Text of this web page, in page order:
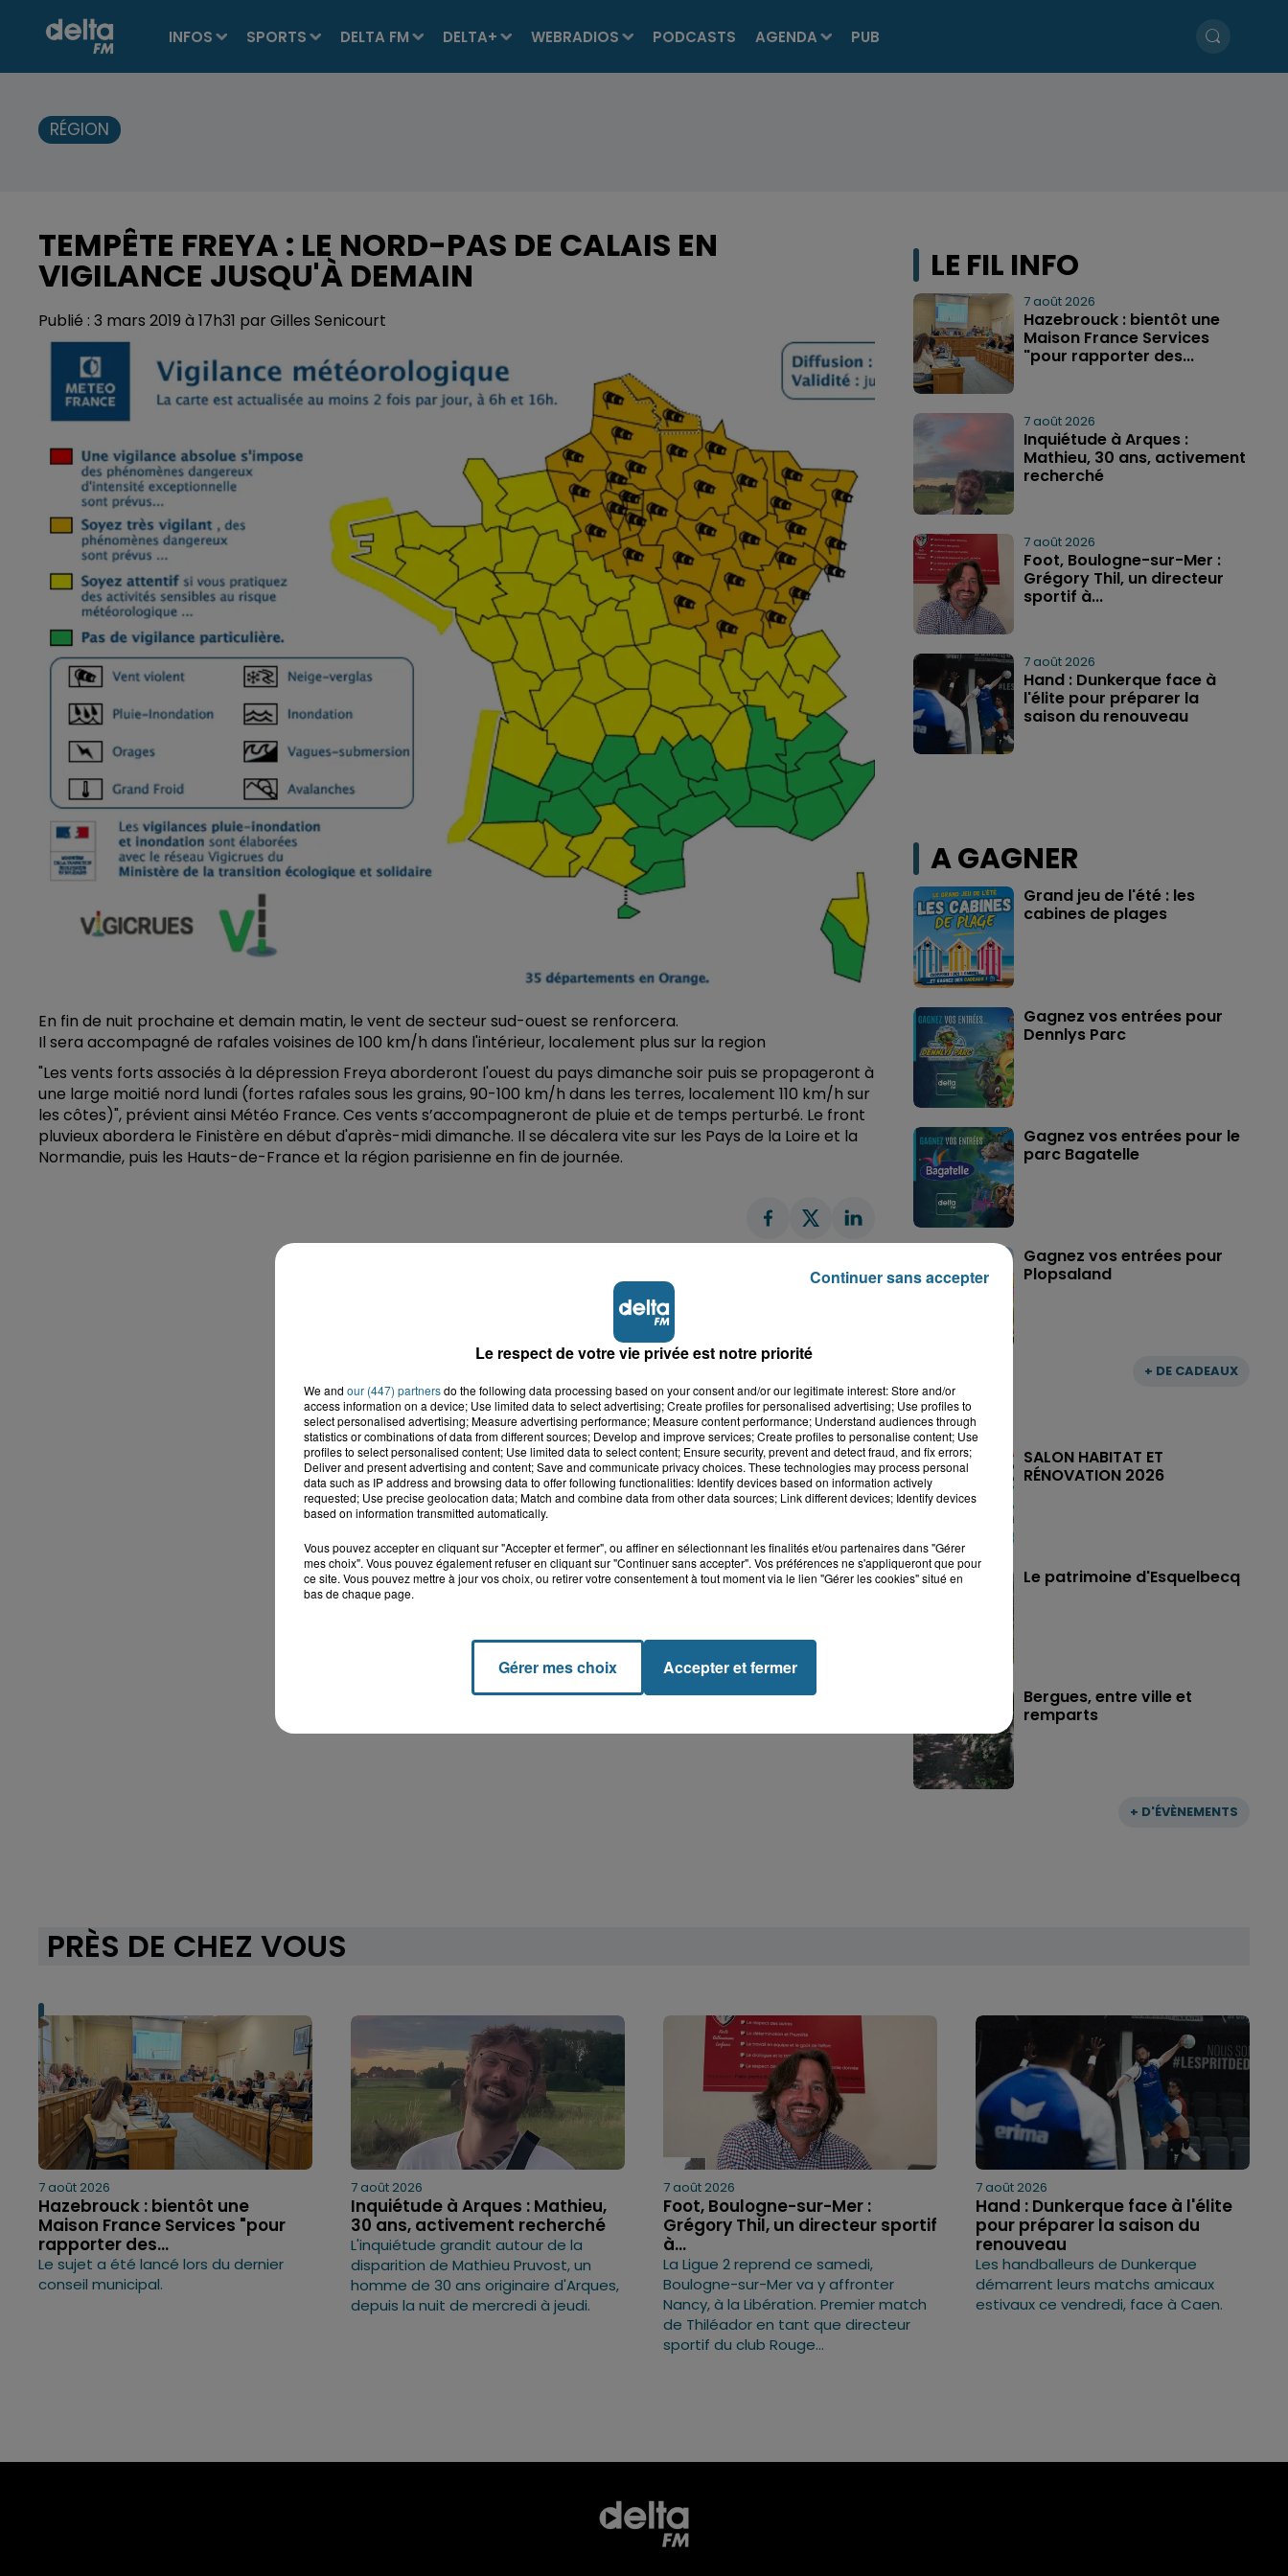
INFOS SPORTS DELTA FM DELTA+ WEBRADIOS PODCASTS AGENDA PUB
RÉGION
TEMPÊTE FREYA : LE NORD-PAS DE CALAIS EN
VIGILANCE JUSQU'À DEMAIN
Publié : 3 mars 2019 à 17h31 par Gilles Senicourt
En fin de nuit prochaine et demain matin, le vent de secteur sud-ouest se renforcera.
Il sera accompagné de rafales voisines de 100 km/h dans l'intérieur, localement plus sur la region
"Les vents forts associés à la dépression Freya aborderont l'ouest du pays dimanche soir puis se propageront à
une large moitié nord lundi (fortes rafales sous les grains, 90-100 km/h dans les terres, localement 110 km/h sur
les côtes)", prévient ainsi Météo France. Ces vents s’accompagneront de pluie et de temps perturbé. Le front
pluvieux abordera le Finistère en début d'après-midi dimanche. Il se décalera vite sur les Pays de la Loire et la
Normandie, puis les Hauts-de-France et la région parisienne en fin de journée.
LE FIL INFO
7 août 2026
Hazebrouck : bientôt une
Maison France Services
"pour rapporter des...
7 août 2026
Inquiétude à Arques :
Mathieu, 30 ans, activement
recherché
7 août 2026
Foot, Boulogne-sur-Mer :
Grégory Thil, un directeur
sportif à...
7 août 2026
Hand : Dunkerque face à
l'élite pour préparer la
saison du renouveau
A GAGNER
+ DE CADEAUX
Grand jeu de l'été : les
cabines de plages
Gagnez vos entrées pour
Dennlys Parc
Gagnez vos entrées pour le
parc Bagatelle
Gagnez vos entrées pour
Plopsaland
+ D'ÉVÈNEMENTS
SALON HABITAT ET
RÉNOVATION 2026
Le patrimoine d'Esquelbecq
Bergues, entre ville et
remparts
PRÈS DE CHEZ VOUS
7 août 2026
Hazebrouck : bientôt une
Maison France Services "pour
rapporter des...
Le sujet a été lancé lors du dernier
conseil municipal.
7 août 2026
Inquiétude à Arques : Mathieu,
30 ans, activement recherché
L'inquiétude grandit autour de la
disparition de Mathieu Pruvost, un
homme de 30 ans originaire d'Arques,
depuis la nuit de mercredi à jeudi.
7 août 2026
Foot, Boulogne-sur-Mer :
Grégory Thil, un directeur sportif
à...
La Ligue 2 reprend ce samedi,
Boulogne-sur-Mer va y affronter
Nancy, à la Libération. Premier match
de Thiléador en tant que directeur
sportif du club Rouge...
7 août 2026
Hand : Dunkerque face à l'élite
pour préparer la saison du
renouveau
Les handballeurs de Dunkerque
démarrent leurs matchs amicaux
estivaux ce vendredi, face à Caen.
Le respect de votre vie privée est notre priorité
We and our (447) partnersdo the following data processing based on your consent and/or our legitimate interest: Store and/or
access information on a device; Use limited data to select advertising; Create profiles for personalised advertising; Use profiles to
select personalised advertising; Measure advertising performance; Measure content performance; Understand audiences through
statistics or combinations of data from different sources; Develop and improve services; Create profiles to personalise content; Use
profiles to select personalised content; Use limited data to select content; Ensure security, prevent and detect fraud, and fix errors;
Deliver and present advertising and content; Save and communicate privacy choices. These technologies may process personal
data such as IP address and browsing data to offer following functionalities: Identify devices based on information actively
requested; Use precise geolocation data; Match and combine data from other data sources; Link different devices; Identify devices
based on information transmitted automatically.
Vous pouvez accepter en cliquant sur "Accepter et fermer", ou affiner en sélectionnant les finalités et/ou partenaires dans "Gérer
mes choix". Vous pouvez également refuser en cliquant sur "Continuer sans accepter". Vos préférences ne s'appliqueront que pour
ce site. Vous pouvez mettre à jour vos choix, ou retirer votre consentement à tout moment via le lien "Gérer les cookies" situé en
bas de chaque page.
Gérer mes choix Accepter et fermer
Continuer sans accepter